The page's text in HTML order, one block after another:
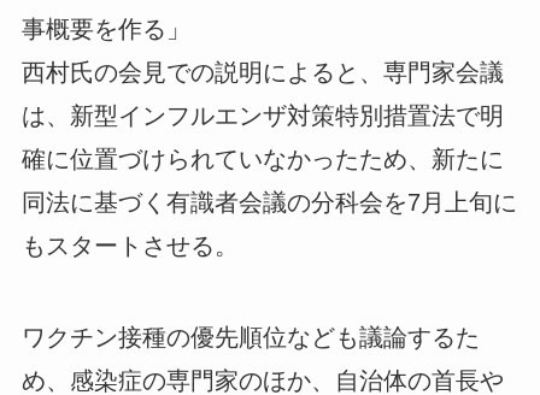
事概要を作る」
西村氏の会見での説明によると、専門家会議
は、新型インフルエンザ対策特別措置法で明
確に位置づけられていなかったため、新たに
同法に基づく有識者会議の分科会を7月上旬に
もスタートさせる。
ワクチン接種の優先順位なども議論するた
め、感染症の専門家のほか、自治体の首長や